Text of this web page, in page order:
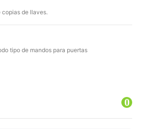
copias de llaves.
tipo de mandos para puertas
0